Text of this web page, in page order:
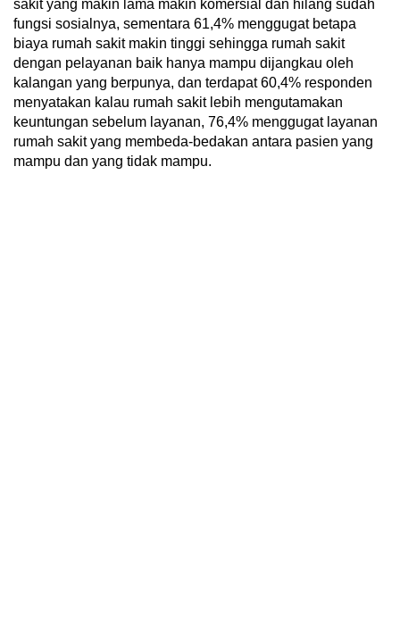
sakit yang makin lama makin komersial dan hilang sudah
fungsi sosialnya, sementara 61,4% menggugat betapa
biaya rumah sakit makin tinggi sehingga rumah sakit
dengan pelayanan baik hanya mampu dijangkau oleh
kalangan yang berpunya, dan terdapat 60,4% responden
menyatakan kalau rumah sakit lebih mengutamakan
keuntungan sebelum layanan, 76,4% menggugat layanan
rumah sakit yang membeda-bedakan antara pasien yang
mampu dan yang tidak mampu.